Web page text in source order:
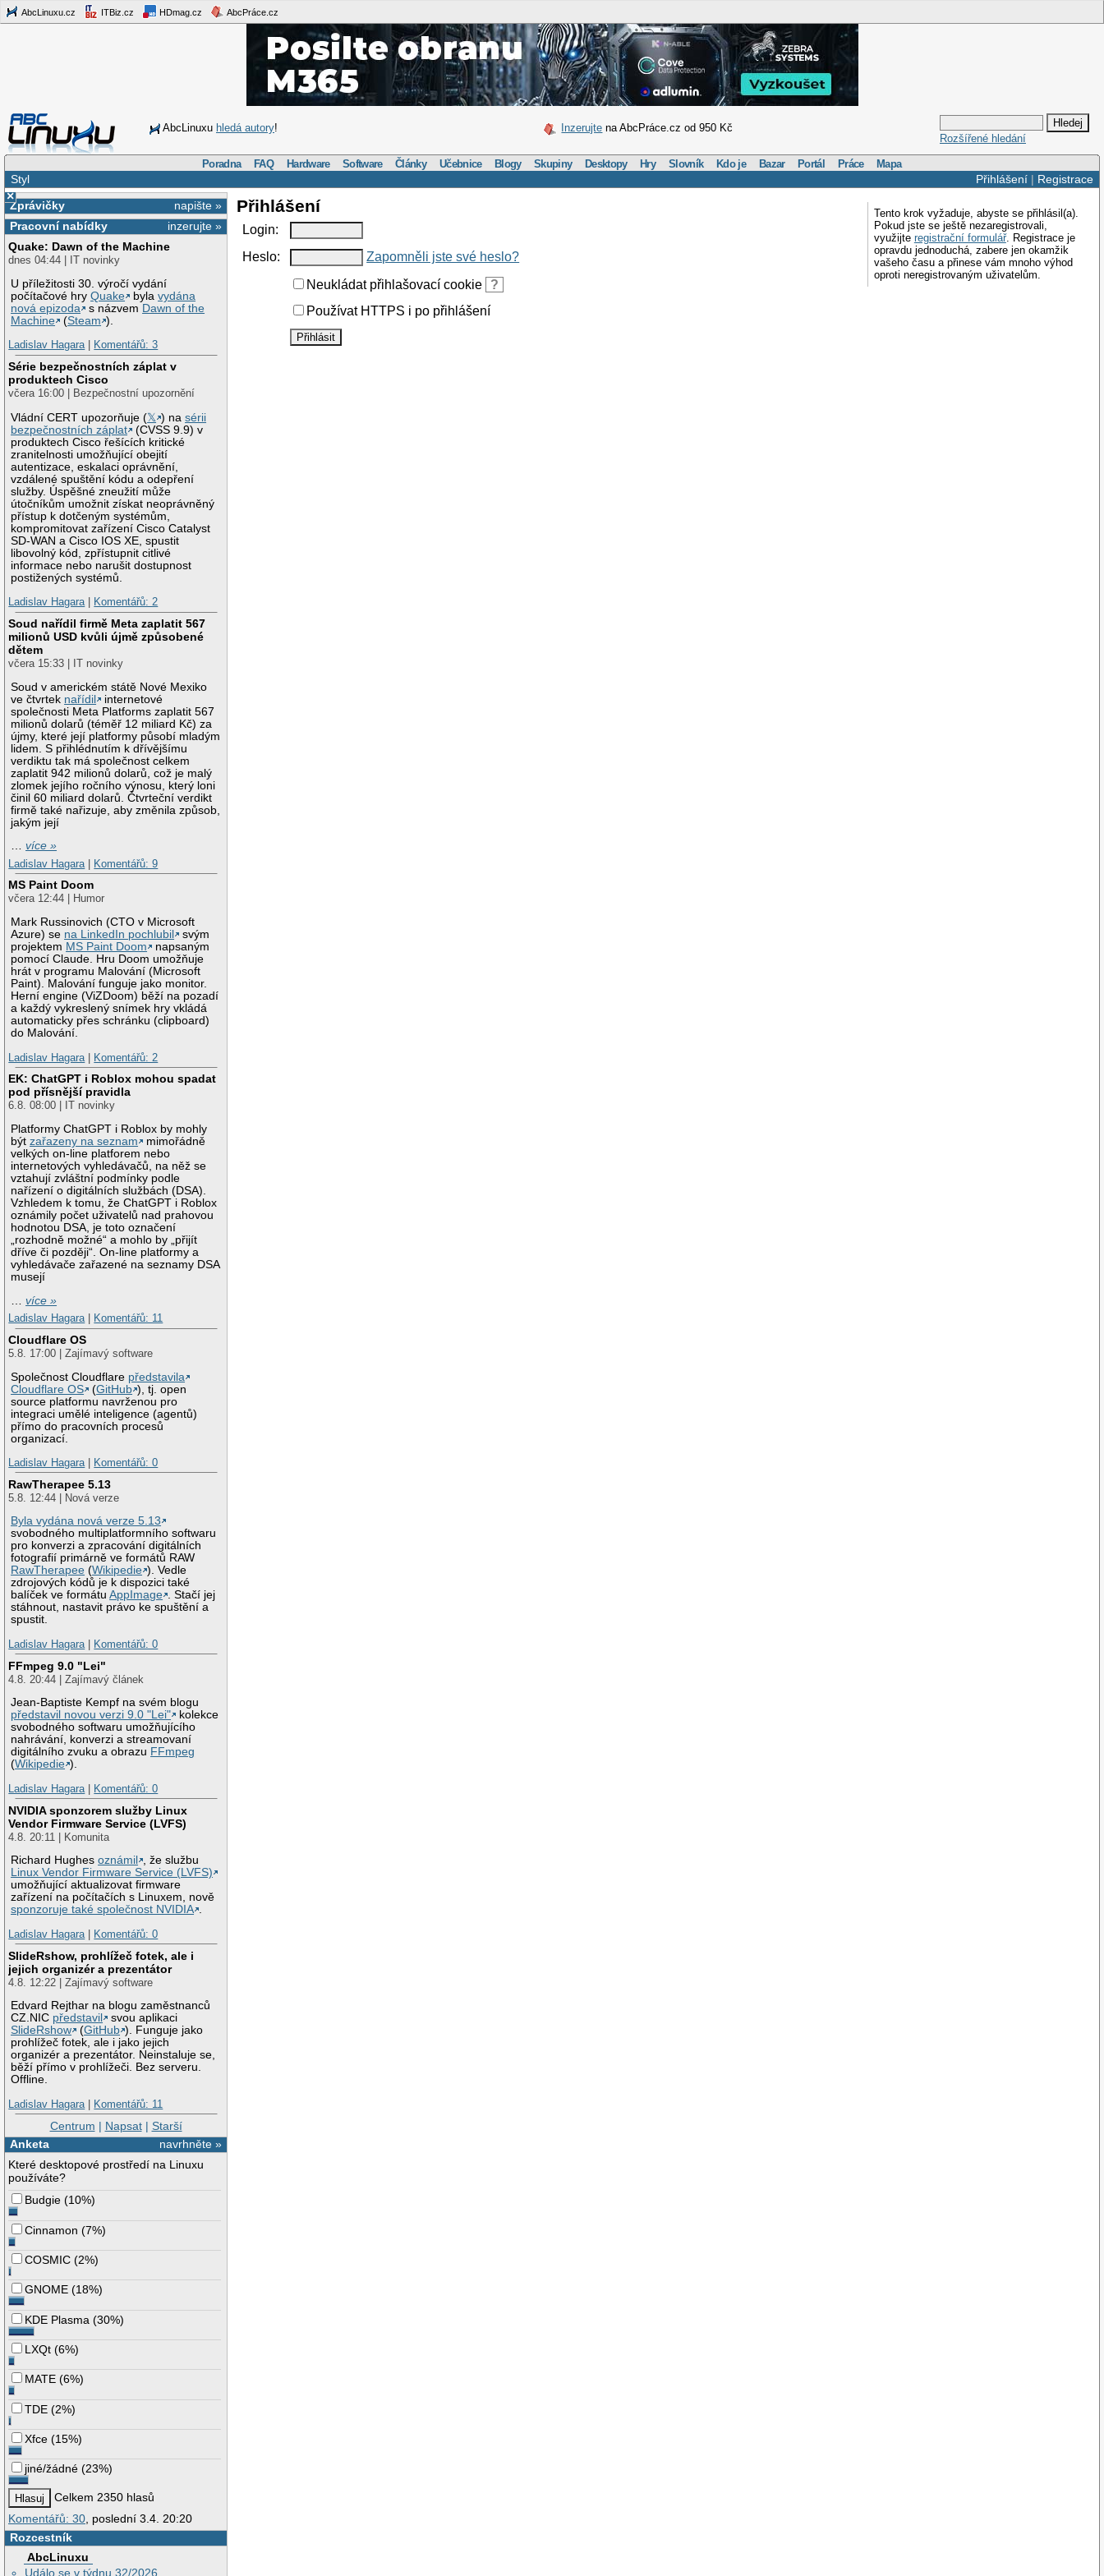
AbcLinuxu.cz ITBiz.cz HDmag.cz AbcPráce.cz
AbcLinuxu hledá autory! Inzerujte na AbcPráce.cz od 950 Kč
Rozšířené hledání
Poradna FAQ Hardware Software Články Učebnice Blogy Skupiny Desktopy Hry Slovník Kdo je Bazar Portál Práce Mapa
Přihlášení| Registrace
Styl
×
napište »
Zprávičky
inzerujte »
Pracovní nabídky
Quake: Dawn of the Machine
dnes 04:44 | IT novinky
U příležitosti 30. výročí vydání
počítačové hryQuake bylavydána
nová epizoda
s názvem Dawn of the
Machine
(Steam ).
Ladislav Hagara| Komentářů: 3
Série bezpečnostních záplat v
produktech Cisco
včera 16:00 | Bezpečnostní upozornění
Vládní CERT upozorňuje (𝕏 ) nasérii
bezpečnostních záplat
(CVSS 9.9) v
produktech Cisco řešících kritické
zranitelnosti umožňující obejití
autentizace, eskalaci oprávnění,
vzdálené spuštění kódu a odepření
služby. Úspěšné zneužití může
útočníkům umožnit získat neoprávněný
přístup k dotčeným systémům,
kompromitovat zařízení Cisco Catalyst
SD-WAN a Cisco IOS XE, spustit
libovolný kód, zpřístupnit citlivé
informace nebo narušit dostupnost
postižených systémů.
Ladislav Hagara| Komentářů: 2
Soud nařídil firmě Meta zaplatit 567
milionů USD kvůli újmě způsobené
dětem
včera 15:33 | IT novinky
Soud v americkém státě Nové Mexiko
ve čtvrtek nařídil
internetové
společnosti Meta Platforms zaplatit 567
milionů dolarů (téměř 12 miliard Kč) za
újmy, které její platformy působí mladým
lidem. S přihlédnutím k dřívějšímu
verdiktu tak má společnost celkem
zaplatit 942 milionů dolarů, což je malý
zlomek jejího ročního výnosu, který loni
činil 60 miliard dolarů. Čtvrteční verdikt
firmě také nařizuje, aby změnila způsob,
jakým její
…více »
Ladislav Hagara
Komentářů: 9
MS Paint Doom
včera 12:44 | Humor
Mark Russinovich (CTO v Microsoft
Azure) se na LinkedIn pochlubil
svým
projektem MS Paint Doom
napsaným
pomocí Claude. Hru Doom umožňuje
hrát v programu Malování (Microsoft
Paint). Malování funguje jako monitor.
Herní engine (ViZDoom) běží na pozadí
a každý vykreslený snímek hry vkládá
automaticky přes schránku (clipboard)
do Malování.
Ladislav Hagara
Komentářů: 2
EK: ChatGPT i Roblox mohou spadat
pod přísnější pravidla
6.8. 08:00 | IT novinky
Platformy ChatGPT i Roblox by mohly
býtzařazeny na seznam
mimořádně
velkých on-line platforem nebo
internetových vyhledávačů, na něž se
vztahují zvláštní podmínky podle
nařízení o digitálních službách (DSA).
Vzhledem k tomu, že ChatGPT i Roblox
oznámily počet uživatelů nad prahovou
hodnotou DSA, je toto označení
„rozhodně možné“ a mohlo by „přijít
dříve či později“. On-line platformy a
vyhledávače zařazené na seznamy DSA
musejí
…více »
Ladislav Hagara| Komentářů: 11
Cloudflare OS
5.8. 17:00 | Zajímavý software
Společnost Cloudflare představila
Cloudflare OS
(GitHub ), tj. open
source platformu navrženou pro
integraci umělé inteligence (agentů)
přímo do pracovních procesů
organizací.
Ladislav Hagara| Komentářů: 0
RawTherapee 5.13
5.8. 12:44 | Nová verze
Byla vydána nová verze 5.13
svobodného multiplatformního softwaru
pro konverzi a zpracování digitálních
fotografií primárně ve formátů RAW
RawTherapee (Wikipedie ). Vedle
zdrojových kódů je k dispozici také
balíček ve formátuAppImage . Stačí jej
stáhnout, nastavit právo ke spuštění a
spustit.
Ladislav Hagara| Komentářů: 0
FFmpeg 9.0 "Lei"
4.8. 20:44 | Zajímavý článek
Jean-Baptiste Kempf na svém blogu
představil novou verzi 9.0 "Lei"
kolekce
svobodného softwaru umožňujícího
nahrávání, konverzi a streamovaní
digitálního zvuku a obrazu FFmpeg
(Wikipedie ).
Ladislav Hagara| Komentářů: 0
NVIDIA sponzorem služby Linux
Vendor Firmware Service (LVFS)
4.8. 20:11 | Komunita
Richard Hughesoznámil
, že službu
Linux Vendor Firmware Service (LVFS)
umožňující aktualizovat firmware
zařízení na počítačích s Linuxem, nově
sponzoruje také společnost NVIDIA .
Ladislav Hagara| Komentářů: 0
SlideRshow, prohlížeč fotek, ale i
jejich organizér a prezentátor
4.8. 12:22 | Zajímavý software
Edvard Rejthar na blogu zaměstnanců
CZ.NIC představil
svou aplikaci
SlideRshow
(GitHub ). Funguje jako
prohlížeč fotek, ale i jako jejich
organizér a prezentátor. Neinstaluje se,
běží přímo v prohlížeči. Bez serveru.
Offline.
Ladislav Hagara| Komentářů: 11
Centrum | Napsat| Starší
navrhněte »
Anketa
Které desktopové prostředí na Linuxu
používáte?
Budgie (10%)
Cinnamon (7%)
COSMIC (2%)
GNOME (18%)
KDE Plasma (30%)
LXQt (6%)
MATE (6%)
TDE (2%)
Xfce (15%)
jiné/žádné (23%)
Celkem 2350 hlasů
Komentářů: 30 , poslední 3.4. 20:20
Rozcestník
AbcLinuxu
Událo se v týdnu 32/2026
Tento krok vyžaduje, abyste se přihlásil(a).
Pokud jste se ještě nezaregistrovali,
využijte registrační formulář. Registrace je
opravdu jednoduchá, zabere jen okamžik
vašeho času a přinese vám mnoho výhod
oproti neregistrovaným uživatelům.
Přihlášení
Login:
Heslo:
Zapomněli jste své heslo?
Neukládat přihlašovací cookie
?
Používat HTTPS i po přihlášení